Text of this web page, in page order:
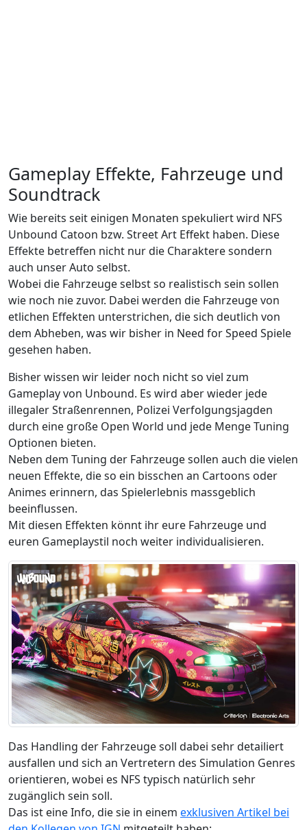
Gameplay Effekte, Fahrzeuge und
Soundtrack
Wie bereits seit einigen Monaten spekuliert wird NFS
Unbound Catoon bzw. Street Art Effekt haben. Diese
Effekte betreffen nicht nur die Charaktere sondern
auch unser Auto selbst.
Wobei die Fahrzeuge selbst so realistisch sein sollen
wie noch nie zuvor. Dabei werden die Fahrzeuge von
etlichen Effekten unterstrichen, die sich deutlich von
dem Abheben, was wir bisher in Need for Speed Spiele
gesehen haben.
Bisher wissen wir leider noch nicht so viel zum
Gameplay von Unbound. Es wird aber wieder jede
illegaler Straßenrennen, Polizei Verfolgungsjagden
durch eine große Open World und jede Menge Tuning
Optionen bieten.
Neben dem Tuning der Fahrzeuge sollen auch die vielen
neuen Effekte, die so ein bisschen an Cartoons oder
Animes erinnern, das Spielerlebnis massgeblich
beeinflussen.
Mit diesen Effekten könnt ihr eure Fahrzeuge und
euren Gameplaystil noch weiter individualisieren.
Das Handling der Fahrzeuge soll dabei sehr detailiert
ausfallen und sich an Vertretern des Simulation Genres
orientieren, wobei es NFS typisch natürlich sehr
zugänglich sein soll.
Das ist eine Info, die sie in einem exklusiven Artikel bei